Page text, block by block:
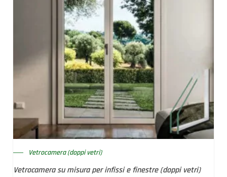
Vetrocamera (doppi vetri)
Vetrocamera su misura per infissi e finestre (doppi vetri)